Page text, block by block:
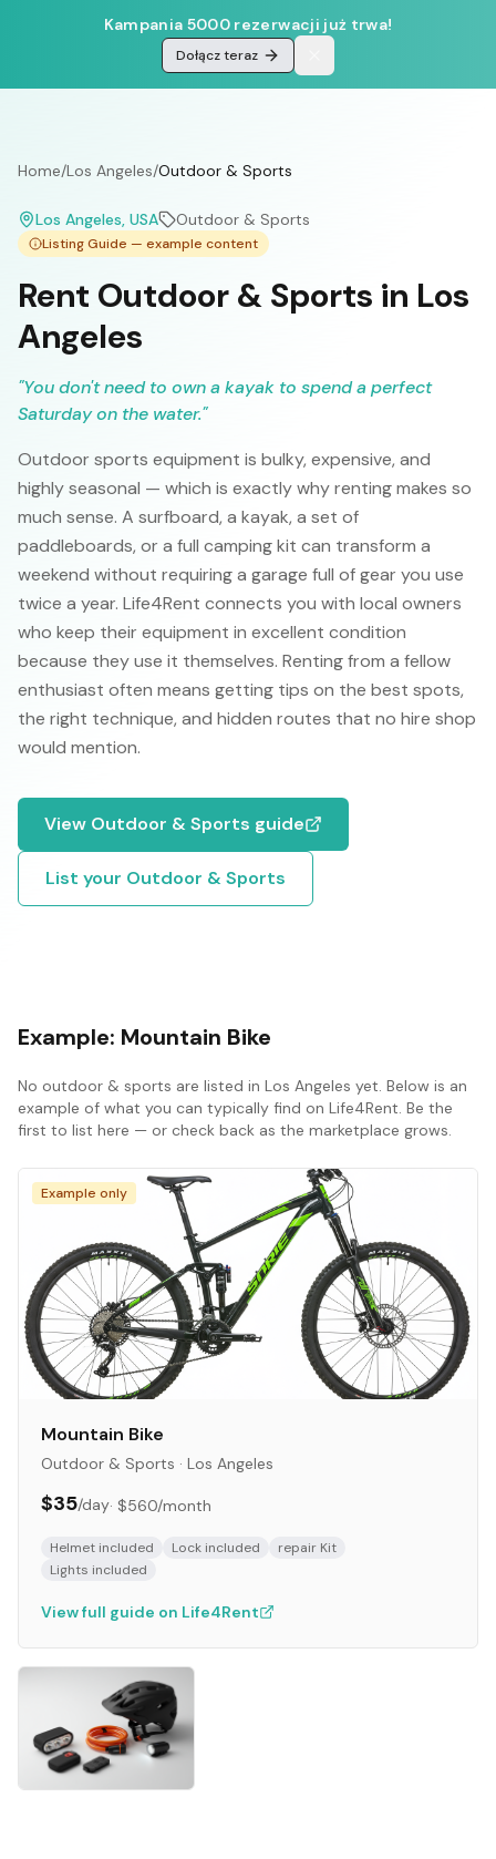
Kampania 5000 rezerwacji już trwa!
Dołącz teraz
Home/Los Angeles/Outdoor & Sports
Los Angeles, USA Outdoor & Sports
Listing Guide — example content
Rent Outdoor & Sports in Los
Angeles
"You don't need to own a kayak to spend a perfect
Saturday on the water."
Outdoor sports equipment is bulky, expensive, and
highly seasonal — which is exactly why renting makes so
much sense. A surfboard, a kayak, a set of
paddleboards, or a full camping kit can transform a
weekend without requiring a garage full of gear you use
twice a year. Life4Rent connects you with local owners
who keep their equipment in excellent condition
because they use it themselves. Renting from a fellow
enthusiast often means getting tips on the best spots,
the right technique, and hidden routes that no hire shop
would mention.
View Outdoor & Sports guide
List your Outdoor & Sports
Example: Mountain Bike
No outdoor & sports are listed in Los Angeles yet. Below is an
example of what you can typically find on Life4Rent. Be the
first to list here — or check back as the marketplace grows.
Example only
Mountain Bike
Outdoor & Sports · Los Angeles
$35/day· $560/month
Helmet included Lock included
repair Kit
Lights included
View full guide on Life4Rent